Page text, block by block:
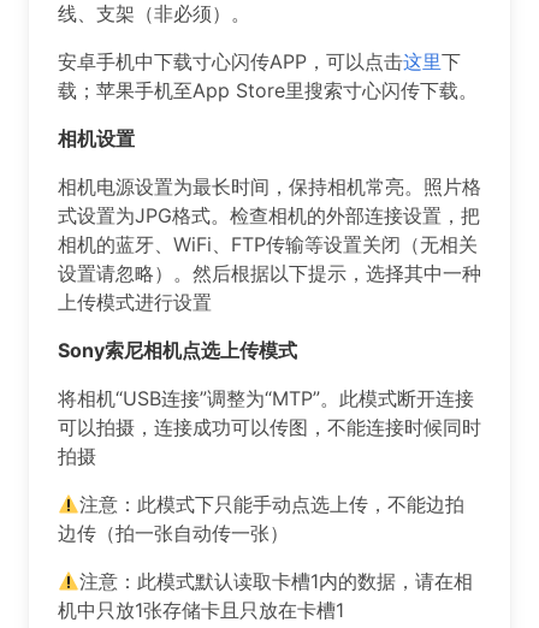
线、支架（非必须）。
安卓手机中下载寸心闪传APP，可以点击这里下
载；苹果手机至App Store里搜索寸心闪传下载。
相机设置
相机电源设置为最长时间，保持相机常亮。照片格
式设置为JPG格式。检查相机的外部连接设置，把
相机的蓝牙、WiFi、FTP传输等设置关闭（无相关
设置请忽略）。然后根据以下提示，选择其中一种
上传模式进行设置
Sony索尼相机点选上传模式
将相机“USB连接”调整为“MTP”。️此模式断开连接
可以拍摄，连接成功可以传图，不能连接时候同时
拍摄
注意：此模式下只能手动点选上传，不能边拍
边传（拍一张自动传一张）
注意：此模式默认读取卡槽1内的数据，请在相
机中只放1张存储卡且只放在卡槽1